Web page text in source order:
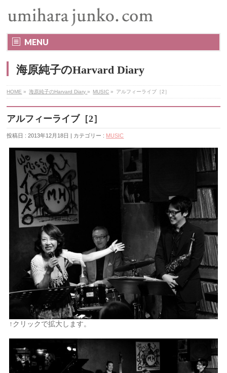
MENU
海原純子のHarvard Diary
HOME » 海原純子のHarvard Diary» MUSIC » アルフィーライブ［2］
アルフィーライブ［2］
投稿日 : 2013年12月18日 | カテゴリー : MUSIC
↑クリックで拡大します。